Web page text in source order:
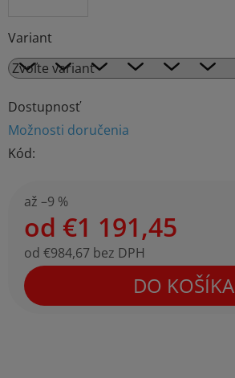
Variant
Dostupnosť
Možnosti doručenia
Kód:
až –9 %
od €1 191,45
od €984,67 bez DPH
Jednotková cena:
DO KOŠÍKA